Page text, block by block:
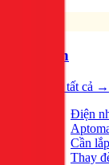
Điện
Xem tất cả →
Điện
Cần
Thay